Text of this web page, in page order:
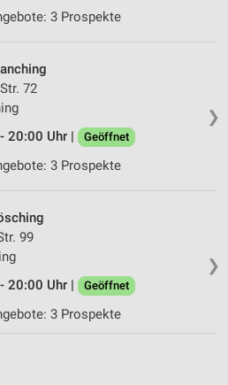
3 Prospekte
❯
72
20:00 Uhr |
Geöffnet
3 Prospekte
❯
99
20:00 Uhr |
Geöffnet
3 Prospekte